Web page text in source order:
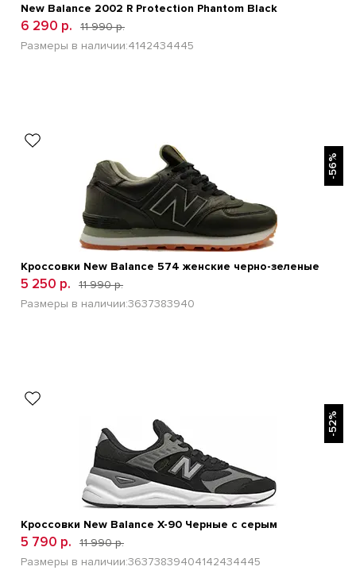
New Balance 2002 R Protection Phantom Black
6 290 р.
11 990 р.
Размеры в наличии:4142434445
БЫСТРЫЙ ПРОСМОТР
-56%
Кроссовки New Balance 574 женские черно-зеленые
5 250 р.
11 990 р.
Размеры в наличии:3637383940
-52%
Кроссовки New Balance Х-90 Черные с серым
5 790 р.
11 990 р.
Размеры в наличии:36373839404142434445